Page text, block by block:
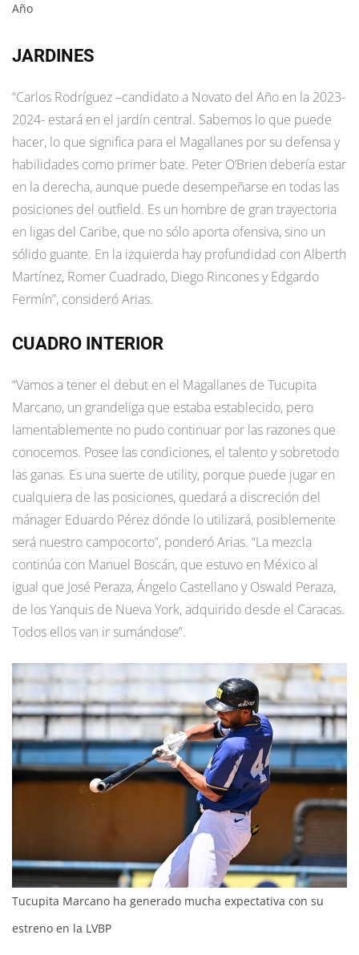
Año
JARDINES
“Carlos Rodríguez –candidato a Novato del Año en la 2023-
2024- estará en el jardín central. Sabemos lo que puede
hacer, lo que significa para el Magallanes por su defensa y
habilidades como primer bate. Peter O’Brien debería estar
en la derecha, aunque puede desempeñarse en todas las
posiciones del outfield. Es un hombre de gran trayectoria
en ligas del Caribe, que no sólo aporta ofensiva, sino un
sólido guante. En la izquierda hay profundidad con Alberth
Martínez, Romer Cuadrado, Diego Rincones y Edgardo
Fermín”, consideró Arias.
CUADRO INTERIOR
“Vamos a tener el debut en el Magallanes de Tucupita
Marcano, un grandeliga que estaba establecido, pero
lamentablemente no pudo continuar por las razones que
conocemos. Posee las condiciones, el talento y sobretodo
las ganas. Es una suerte de utility, porque puede jugar en
cualquiera de las posiciones, quedará a discreción del
mánager Eduardo Pérez dónde lo utilizará, posiblemente
será nuestro campocorto”, ponderó Arias. “La mezcla
continúa con Manuel Boscán, que estuvo en México al
igual que José Peraza, Ángelo Castellano y Oswald Peraza,
de los Yanquis de Nueva York, adquirido desde el Caracas.
Todos ellos van ir sumándose”.
Tucupita Marcano ha generado mucha expectativa con su
estreno en la LVBP